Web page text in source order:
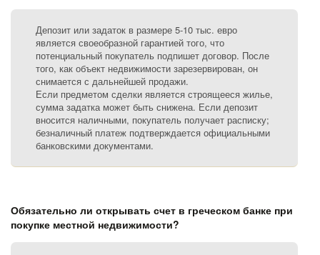
Депозит или задаток в размере 5-10 тыс. евро
является своеобразной гарантией того, что
потенциальный покупатель подпишет договор. После
того, как объект недвижимости зарезервирован, он
снимается с дальнейшей продажи.
Если предметом сделки является строящееся жилье,
сумма задатка может быть снижена. Если депозит
вносится наличными, покупатель получает расписку;
безналичный платеж подтверждается официальными
банковскими документами.
Обязательно ли открывать счет в греческом банке при
покупке местной недвижимости?